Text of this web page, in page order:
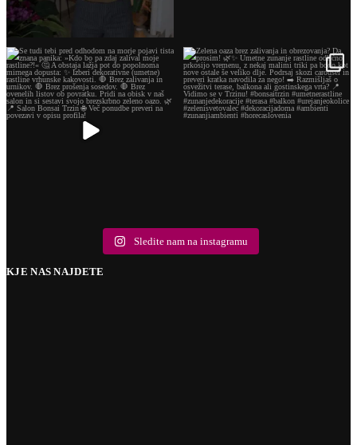
Sledite nam na instagramu
KJE NAS NAJDETE